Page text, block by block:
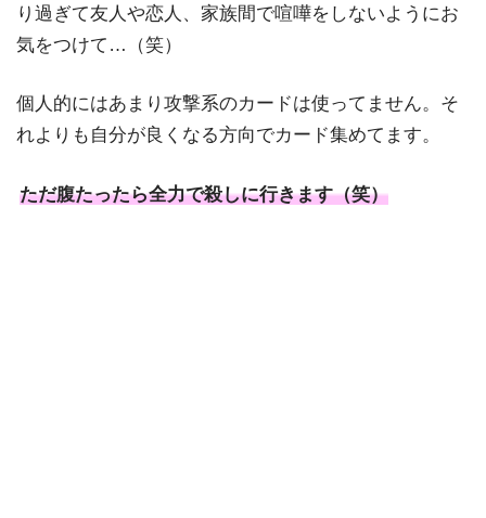
り過ぎて友人や恋人、家族間で喧嘩をしないようにお
気をつけて…（笑）
個人的にはあまり攻撃系のカードは使ってません。そ
れよりも自分が良くなる方向でカード集めてます。
ただ腹たったら全力で殺しに行きます（笑）